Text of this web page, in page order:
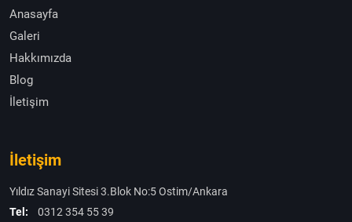
Anasayfa
Galeri
Hakkımızda
Blog
İletişim
İletişim
Yıldız Sanayi Sitesi 3.Blok No:5 Ostim/Ankara
Tel:
0312 354 55 39